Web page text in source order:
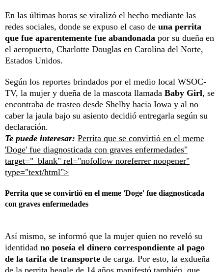
En las últimas horas se viralizó el hecho mediante las
redes sociales, donde se expuso el caso de una perrita
que fue aparentemente fue abandonada por su dueña en
el aeropuerto, Charlotte Douglas en Carolina del Norte,
Estados Unidos.
Según los reportes brindados por el medio local WSOC-
TV, la mujer y dueña de la mascota llamada Baby Girl, se
encontraba de trasteo desde Shelby hacia Iowa y al no
caber la jaula bajo su asiento decidió entregarla según su
declaración.
Te puede interesar: Perrita que se convirtió en el meme
'Doge' fue diagnosticada con graves enfermedades"
target="_blank" rel="nofollow noreferrer noopener"
type="text/html">
Perrita que se convirtió en el meme 'Doge' fue diagnosticada
con graves enfermedades
Así mismo, se informó que la mujer quien no reveló su
identidad no poseía el dinero correspondiente al pago
de la tarifa de transporte de carga. Por esto, la exdueña
de la perrita beagle de 14 años manifestó también, que